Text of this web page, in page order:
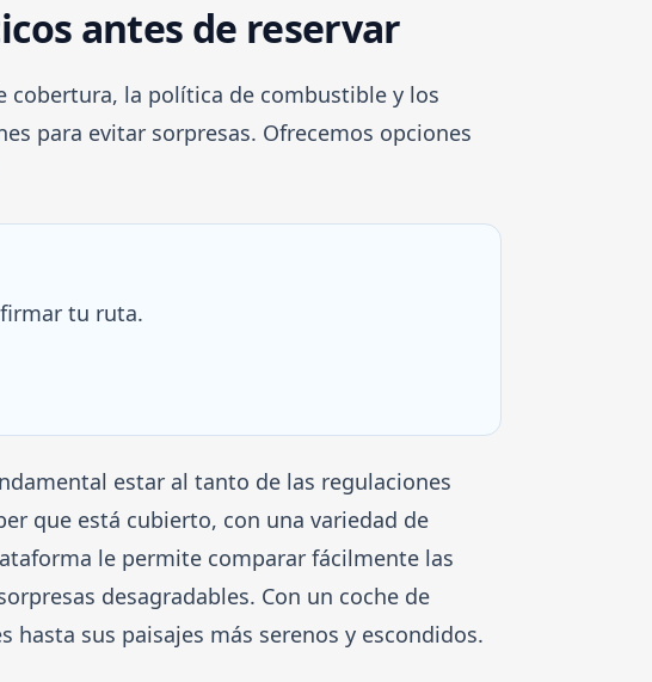
antes de reservar
cobertura, la política de combustible y los
para evitar sorpresas. Ofrecemos opciones
tu ruta.
estar al tanto de las regulaciones
que está cubierto, con una variedad de
le permite comparar fácilmente las
desagradables. Con un coche de
hasta sus paisajes más serenos y escondidos.